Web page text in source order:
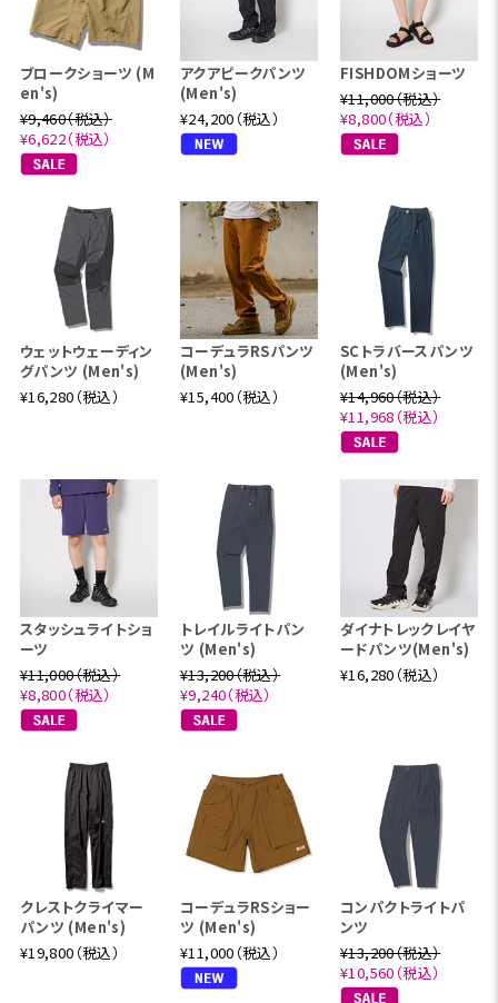
ブロークショーツ (M
en's)
¥9,460（税込）
¥6,622（税込）
アクアピークパンツ
(Men's)
¥24,200（税込）
FISHDOMショーツ
¥11,000（税込）
¥8,800（税込）
ウェットウェーディン
グパンツ (Men's)
¥16,280（税込）
コーデュラRSパンツ
(Men's)
¥15,400（税込）
SCトラバースパンツ
(Men's)
¥14,960（税込）
¥11,968（税込）
スタッシュライトショ
ーツ
¥11,000（税込）
¥8,800（税込）
トレイルライトパン
ツ (Men's)
¥13,200（税込）
¥9,240（税込）
ダイナトレックレイヤ
ードパンツ(Men's)
¥16,280（税込）
クレストクライマー
パンツ (Men's)
¥19,800（税込）
コーデュラRSショー
ツ (Men's)
¥11,000（税込）
コンパクトライトパ
ンツ
¥13,200（税込）
¥10,560（税込）